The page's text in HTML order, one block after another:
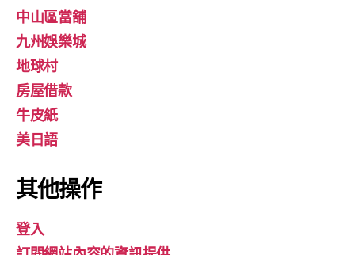
中山區當舖
九州娛樂城
地球村
房屋借款
牛皮紙
美日語
其他操作
登入